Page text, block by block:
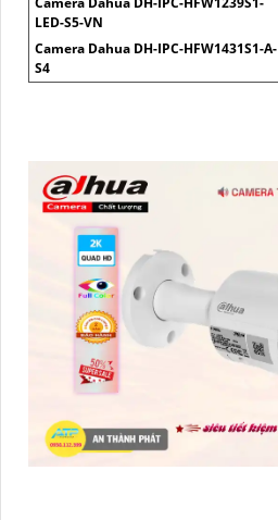
LED-S5-VN
Camera Dahua DH-IPC-HFW1431S1-A-
S4